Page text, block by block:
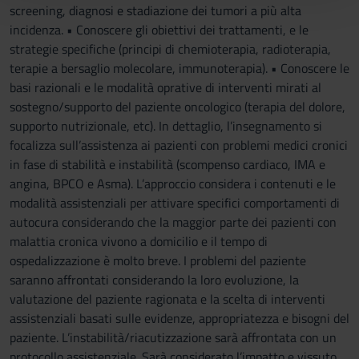
con altre informazioni che hai fornito loro o che hanno
raccolto dal tuo utilizzo dei loro servizi.
screening, diagnosi e stadiazione dei tumori a più alta
incidenza. • Conoscere gli obiettivi dei trattamenti, e le
strategie specifiche (principi di chemioterapia, radioterapia,
terapie a bersaglio molecolare, immunoterapia). • Conoscere le
basi razionali e le modalità oprative di interventi mirati al
sostegno/supporto del paziente oncologico (terapia del dolore,
supporto nutrizionale, etc). In dettaglio, l’insegnamento si
focalizza sull’assistenza ai pazienti con problemi medici cronici
in fase di stabilità e instabilità (scompenso cardiaco, IMA e
angina, BPCO e Asma). L’approccio considera i contenuti e le
modalità assistenziali per attivare specifici comportamenti di
autocura considerando che la maggior parte dei pazienti con
malattia cronica vivono a domicilio e il tempo di
ospedalizzazione è molto breve. I problemi del paziente
saranno affrontati considerando la loro evoluzione, la
valutazione del paziente ragionata e la scelta di interventi
assistenziali basati sulle evidenze, appropriatezza e bisogni del
paziente. L’instabilità/riacutizzazione sarà affrontata con un